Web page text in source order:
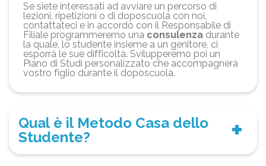
Se siete interessati ad avviare un percorso di
lezioni, ripetizioni o di doposcuola con noi,
contattateci e in accordo con il Responsabile di
Filiale programmeremo una consulenza durante
la quale, lo studente insieme a un genitore, ci
esporrà le sue difficoltà. Svilupperemo poi un
Piano di Studi personalizzato che accompagnerà
vostro figlio durante il doposcuola.
Qual è il Metodo Casa dello
Studente?